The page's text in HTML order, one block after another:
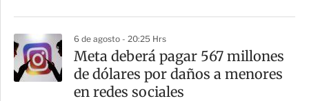
6 de agosto - 20:25 Hrs
Meta deberá pagar 567 millones
de dólares por daños a menores
en redes sociales